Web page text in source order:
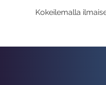
Kokeilemalla